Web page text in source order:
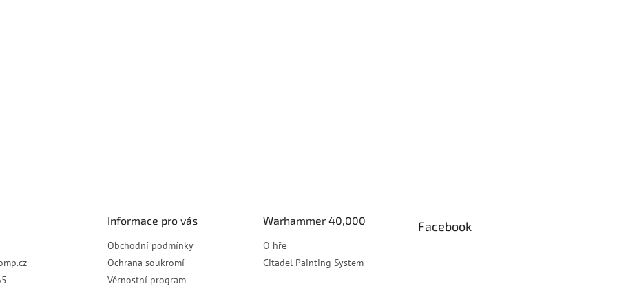
Informace pro vás
Obchodní podmínky
Ochrana soukromí
Věrnostní program
Warhammer 40,000
O hře
Citadel Painting System
Facebook